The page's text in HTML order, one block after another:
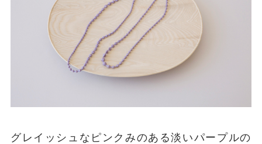
グレイッシュなピンクみのある淡いパープルの